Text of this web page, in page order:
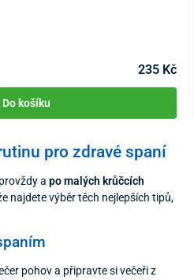
235 Kč
Do košíku
pro zdravé spaní
a po malých krůčcích
najdete výběr těch nejlepších tipů,
pohov a připravte si večeři z